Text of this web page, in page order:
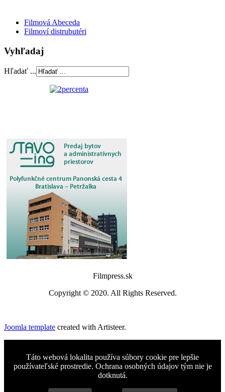
Filmová Abeceda
Filmoví distrubutéri
Vyhľadaj
Hľadať ...
Filmpress.sk
Copyright © 2020. All Rights Reserved.
Joomla template created with Artisteer.
Táto webová lokalita používa súbory cookie pre lepšie
používateľské prostredie. Ochrana osobných údajov tým nie je
dotknutá.